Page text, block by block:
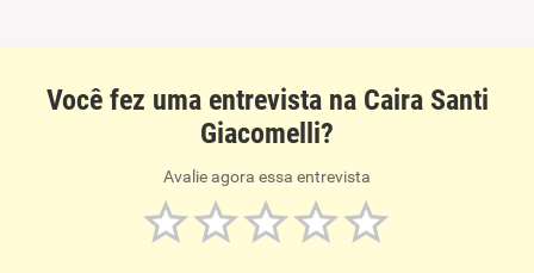
Você fez uma entrevista na Caira Santi
Giacomelli?
Avalie agora essa entrevista